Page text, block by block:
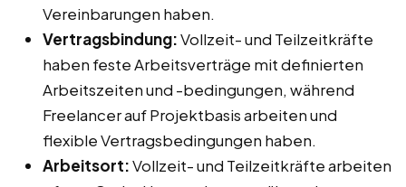
Vereinbarungen haben.
Vertragsbindung:Vollzeit- und Teilzeitkräfte
haben feste Arbeitsverträge mit definierten
Arbeitszeiten und -bedingungen, während
Freelancer auf Projektbasis arbeiten und
flexible Vertragsbedingungen haben.
Arbeitsort:Vollzeit- und Teilzeitkräfte arbeiten